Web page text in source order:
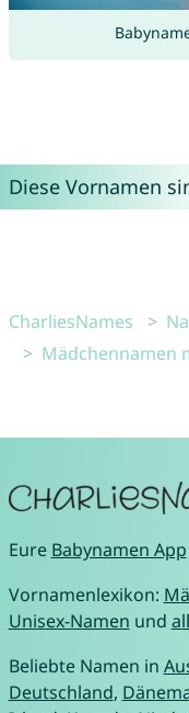
Diese Vornamen
CharliesNames
Mädchennamen
Eure Babynamen App
Vornamenlexikon:
Unisex-Namen und
Beliebte Namen in
Deutschland,